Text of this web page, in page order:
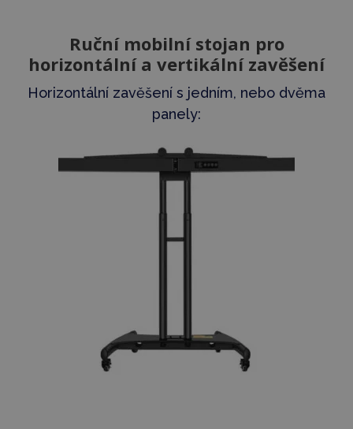
Ruční mobilní stojan pro
horizontální a vertikální zavěšení
Horizontální zavěšení s jedním, nebo dvěma
panely: